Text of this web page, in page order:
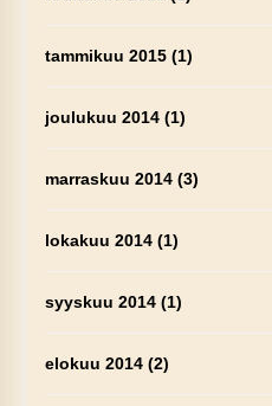
tammikuu 2015(1)
joulukuu 2014(1)
marraskuu 2014(3)
lokakuu 2014(1)
syyskuu 2014(1)
elokuu 2014(2)